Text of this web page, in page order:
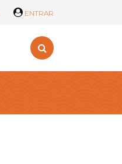
ENTRAR